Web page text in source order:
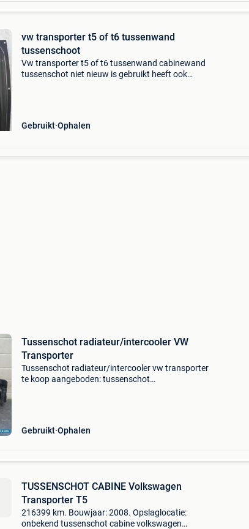
vw transporter t5 of t6 tussenwand
tussenschoot
Vw transporter t5 of t6 tussenwand cabinewand
tussenschot niet nieuw is gebruikt heeft ook
Gebruikt Ophalen
Tussenschot radiateur/intercooler VW
Transporter
Tussenschot radiateur/intercooler vw transporter
te koop aangeboden: tussenschot
Gebruikt Ophalen
TUSSENSCHOT CABINE Volkswagen
Transporter T5
216399 km. Bouwjaar: 2008. Opslaglocatie:
onbekend tussenschot cabine volkswagen